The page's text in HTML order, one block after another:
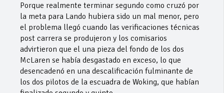
Porque realmente terminar segundo como cruzó por
la meta para Lando hubiera sido un mal menor, pero
el problema llegó cuando las verificaciones técnicas
post carrera se produjeron y los comisarios
advirtieron que el una pieza del fondo de los dos
McLaren se había desgastado en exceso, lo que
desencadenó en una descalificación fulminante de
los dos pilotos de la escuadra de Woking, que habían